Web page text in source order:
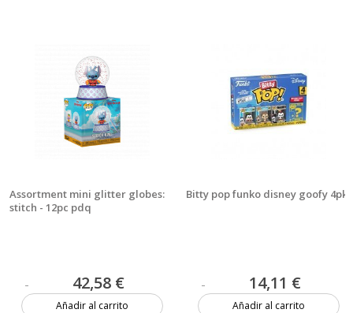
Assortment mini glitter globes:
stitch - 12pc pdq
42,58 €
Añadir al carrito
Bitty pop funko disney goofy 4pk
14,11 €
Añadir al carrito